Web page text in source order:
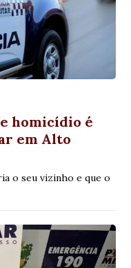
homicídio é
em Alto
o seu vizinho e que o